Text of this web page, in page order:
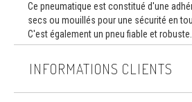
Ce pneumatique est constitué d'une
secs ou mouillés pour une sécurité en
C'est également un pneu fiable et robuste.
INFORMATIONS CLIENTS